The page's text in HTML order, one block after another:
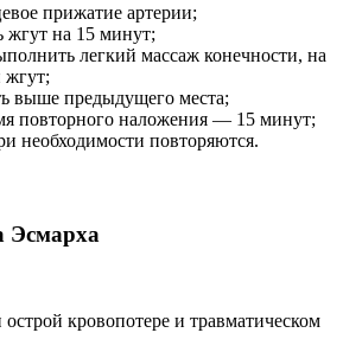
прижатие артерии;
жгут на 15 минут;
легкий массаж конечности, на
жгут;
выше предыдущего места;
повторного наложения — 15 минут;
необходимости повторяются.
Эсмарха